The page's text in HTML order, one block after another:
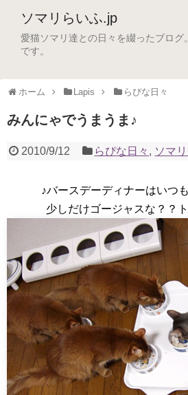
ソマリらいふ.jp
愛猫ソマリ達との日々を綴ったブログ
です。
ホーム Lapis らぴな日々
みんにゃでうまうま♪
2010/9/12 らぴな日々 , ソマ
♪バースデーディナーはいつ
少しだけゴージャスな？？